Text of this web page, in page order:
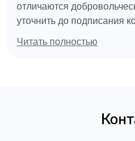
отличаются
уточнить до подписания
Читать полностью